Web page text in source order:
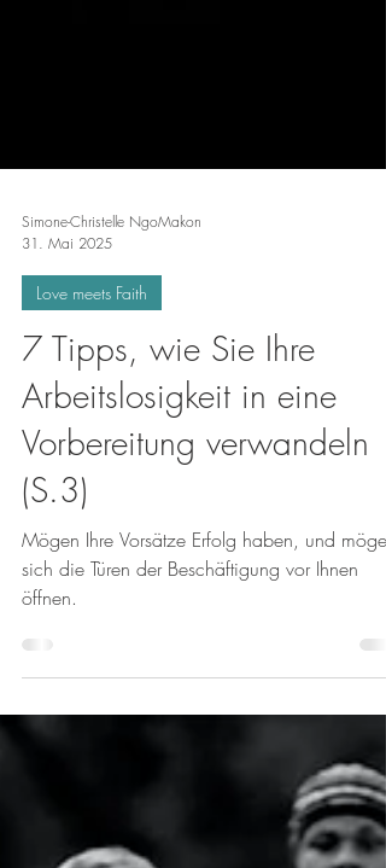
Simone-Christelle NgoMakon
Love meets Faith
7 Tipps, wie Sie Ihre
Arbeitslosigkeit in eine
Vorbereitung verwandeln
(S.3)
sich die Türen der Beschäftigung vor Ihnen
öffnen.